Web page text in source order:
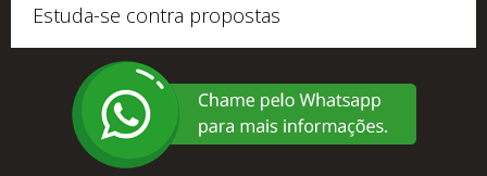
Estuda-se contra propostas